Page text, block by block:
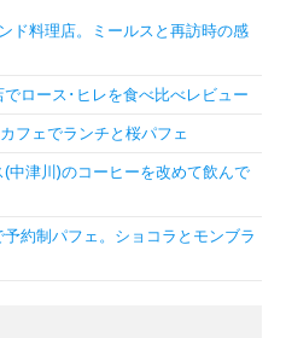
ド料理店。ミールスと再訪時の感
でロース･ヒレを食べ比べレビュー
フェでランチと桜パフェ
中津川)のコーヒーを改めて飲んで
予約制パフェ。ショコラとモンブラ